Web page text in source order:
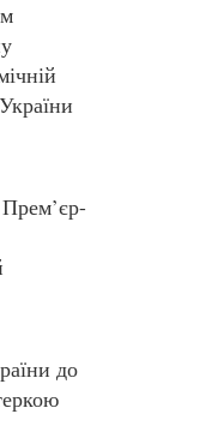
до